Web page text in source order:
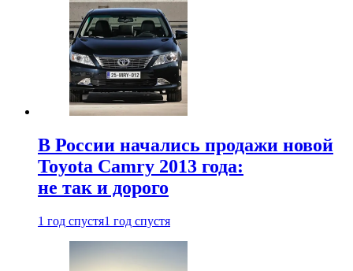
В России начались продажи новой
Toyota Camry 2013 года:
не так и дорого
1 год спустя1 год спустя